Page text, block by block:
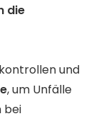
die
und
, um Unfälle
bei